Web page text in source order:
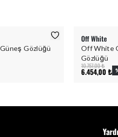
Gözlüğü
Off White
Off White
Gözlüğü
10.757,00 ₺
6.454,00 ₺